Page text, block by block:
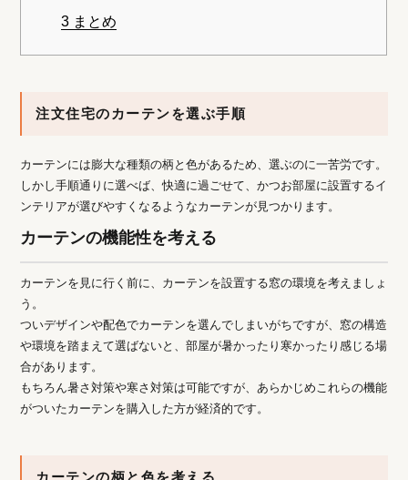
3 まとめ
注文住宅のカーテンを選ぶ手順
カーテンには膨大な種類の柄と色があるため、選ぶのに一苦労です。
しかし手順通りに選べば、快適に過ごせて、かつお部屋に設置するイ
ンテリアが選びやすくなるようなカーテンが見つかります。
カーテンの機能性を考える
カーテンを見に行く前に、カーテンを設置する窓の環境を考えましょ
う。
ついデザインや配色でカーテンを選んでしまいがちですが、窓の構造
や環境を踏まえて選ばないと、部屋が暑かったり寒かったり感じる場
合があります。
もちろん暑さ対策や寒さ対策は可能ですが、あらかじめこれらの機能
がついたカーテンを購入した方が経済的です。